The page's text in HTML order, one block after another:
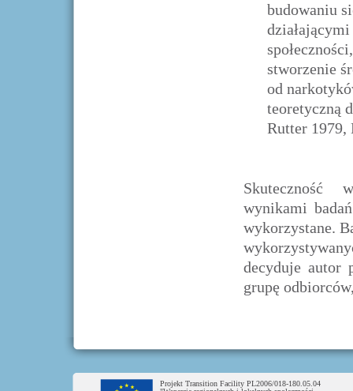
budowaniu
stworzenie
od
teoretyczną
Rutter 1979,
Skuteczność
wynikami
wykorzystane.
decyduje autor
grupę
Projekt Transition Facility PL2006/018-180.05.04